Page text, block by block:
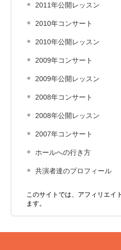
2011年公開レッスン
2010年コンサート
2010年公開レッスン
2009年コンサート
2009年公開レッスン
2008年コンサート
2008年公開レッスン
2007年コンサート
ホールへの行き方
共演者達のプロフィール
このサイトでは、アフィリエイ
ます。